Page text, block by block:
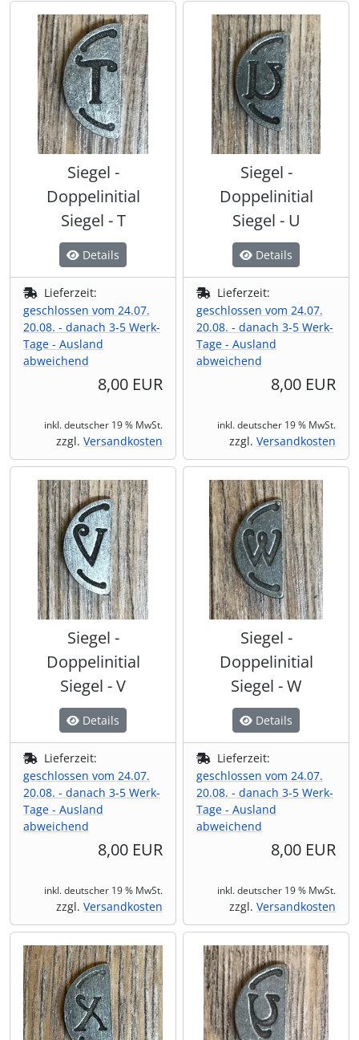
Siegel -
Doppelinitial
Siegel - T
Details
Lieferzeit:
geschlossen vom 24.07.
20.08. - danach 3-5 Werk-
Tage - Ausland
abweichend
8,00 EUR
inkl. deutscher 19 % MwSt.
zzgl. Versandkosten
Siegel -
Doppelinitial
Siegel - U
Details
Lieferzeit:
geschlossen vom 24.07.
20.08. - danach 3-5 Werk-
Tage - Ausland
abweichend
8,00 EUR
inkl. deutscher 19 % MwSt.
zzgl. Versandkosten
Siegel -
Doppelinitial
Siegel - V
Details
Lieferzeit:
geschlossen vom 24.07.
20.08. - danach 3-5 Werk-
Tage - Ausland
abweichend
8,00 EUR
inkl. deutscher 19 % MwSt.
zzgl. Versandkosten
Siegel -
Doppelinitial
Siegel - W
Details
Lieferzeit:
geschlossen vom 24.07.
20.08. - danach 3-5 Werk-
Tage - Ausland
abweichend
8,00 EUR
inkl. deutscher 19 % MwSt.
zzgl. Versandkosten